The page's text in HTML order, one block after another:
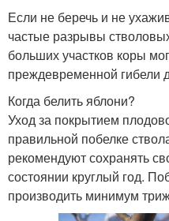
Если не беречь и не
частые разрывы
больших участков коры
преждевременной гибели
Когда белить яблони?
Уход за покрытием
правильной побелке
рекомендуют сохранять
состоянии круглый год.
производить минимум